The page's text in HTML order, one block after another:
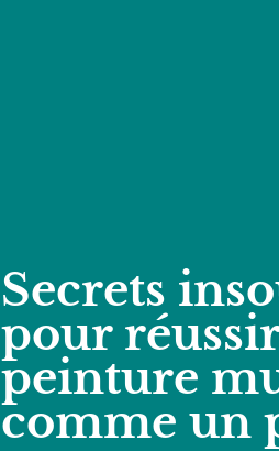
Secrets
pour
peinture
comme un